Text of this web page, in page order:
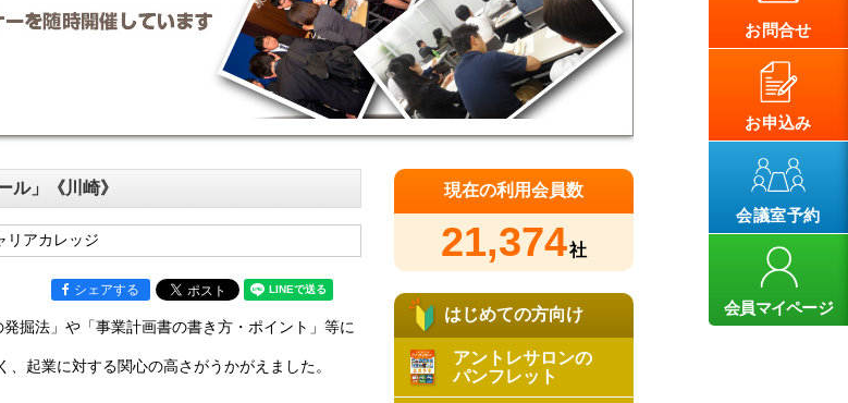
ル」《川崎》
リアカレッジ
シェアする
掘法」や「事業計画書の書き方・ポイント」等に
起業に対する関心の高さがうかがえました。
現在の利用会員数
21,374社
はじめての方向け
アントレサロンの
パンフレット
お問合せ
お申込み
会議室予約
会員マイページ